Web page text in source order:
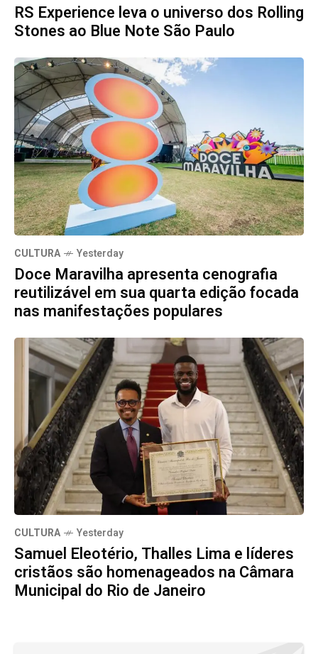
RS Experience leva o universo dos Rolling
Stones ao Blue Note São Paulo
CULTURA Yesterday
Doce Maravilha apresenta cenografia
reutilizável em sua quarta edição focada
nas manifestações populares
CULTURA Yesterday
Samuel Eleotério, Thalles Lima e líderes
cristãos são homenageados na Câmara
Municipal do Rio de Janeiro